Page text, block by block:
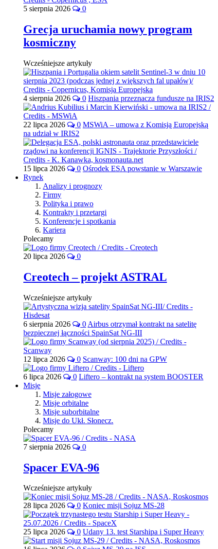
5 sierpnia 2026 0
Grecja uruchamia nowy program
kosmiczny
Wcześniejsze artykuły
4 sierpnia 2026 0 Hiszpania przeznacza fundusze na IRIS2
22 lipca 2026 0 MSWiA – umowa z Komisją Europejską
na udział w IRIS2
15 lipca 2026 0 Ośrodek ESA powstanie w Warszawie
Rynek
Analizy i prognozy
Firmy
Polityka i prawo
Kontrakty i przetargi
Konferencje i spotkania
Kariera
Polecamy
20 lipca 2026 0
Creotech – projekt ASTRAL
Wcześniejsze artykuły
6 sierpnia 2026 0 Airbus otrzymał kontrakt na satelitę
bezpiecznej łączności SpainSat NG-III
12 lipca 2026 0 Scanway: 100 dni na GPW
6 lipca 2026 0 Liftero – kontrakt na system BOOSTER
Misje
Misje załogowe
Misje orbitalne
Misje suborbitalne
Misje do Ukł. Słonecz.
Polecamy
7 sierpnia 2026 0
Spacer EVA-96
Wcześniejsze artykuły
28 lipca 2026 0 Koniec misji Sojuz MS-28
25 lipca 2026 0 Udany 13. test Starshipa i Super Heavy